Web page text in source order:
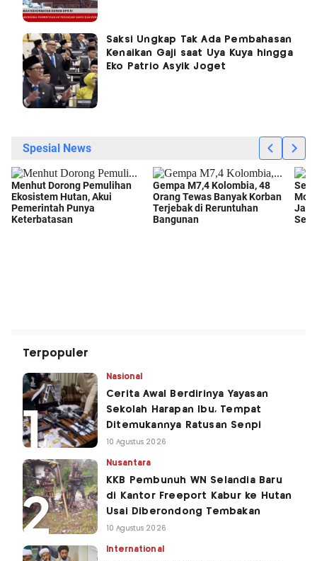
Saksi Ungkap Tak Ada Pembahasan
Kenaikan Gaji saat Uya Kuya hingga
Eko Patrio Asyik Joget
Terpopuler
Nasional
Cerita Awal Berdirinya Yayasan
Sekolah Harapan Ibu, Tempat
Ditemukannya Ratusan Senpi
10 Agustus 2026
Nusantara
KKB Pembunuh WN Selandia Baru
di Kantor Freeport Kabur ke Hutan
Usai Diberondong Tembakan
10 Agustus 2026
International